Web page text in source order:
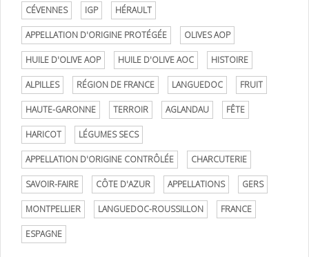
CÉVENNES IGP HÉRAULT
APPELLATION D'ORIGINE PROTÉGÉE OLIVES AOP
HUILE D'OLIVE AOP HUILE D'OLIVE AOC HISTOIRE
ALPILLES RÉGION DE FRANCE LANGUEDOC FRUIT
HAUTE-GARONNE TERROIR AGLANDAU FÊTE
HARICOT LÉGUMES SECS
APPELLATION D'ORIGINE CONTRÔLÉE CHARCUTERIE
SAVOIR-FAIRE CÔTE D'AZUR APPELLATIONS GERS
MONTPELLIER LANGUEDOC-ROUSSILLON FRANCE
ESPAGNE